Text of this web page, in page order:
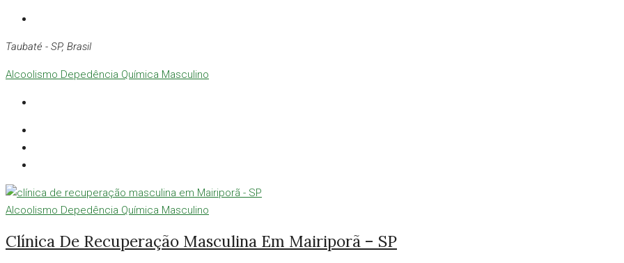
Taubaté - SP, Brasil
Alcoolismo Depedência Química Masculino
Alcoolismo Depedência Química Masculino
Clínica De Recuperação Masculina Em Mairiporã – SP